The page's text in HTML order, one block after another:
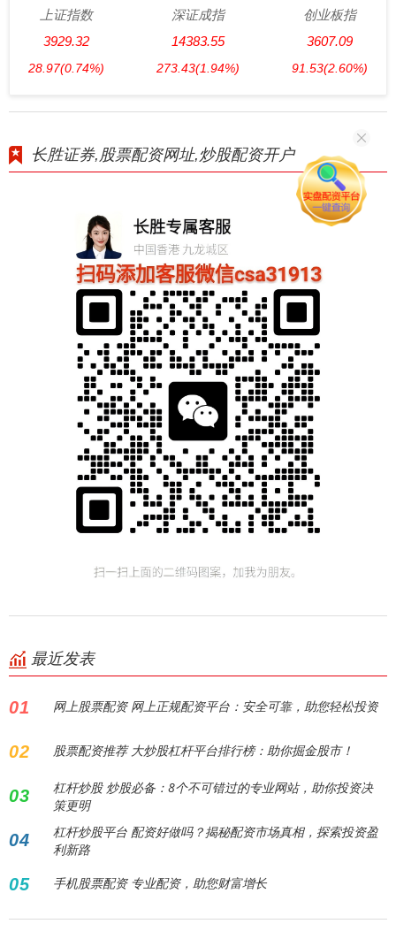
上证指数
3929.32
28.97(0.74%)
深证成指
14383.55
273.43(1.94%)
创业板指
3607.09
91.53(2.60%)
长胜证券,股票配资网址,炒股配资开户
最近发表
01 网上股票配资 网上正规配资平台：安全可靠，助您轻松投资
02 股票配资推荐 大炒股杠杆平台排行榜：助你掘金股市！
03
杠杆炒股 炒股必备：8个不可错过的专业网站，助你投资决
策更明
04
杠杆炒股平台 配资好做吗？揭秘配资市场真相，探索投资盈
利新路
05 手机股票配资 专业配资，助您财富增长